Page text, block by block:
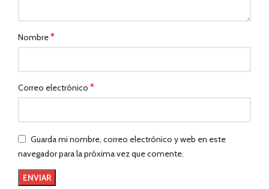
Nombre*
Correo electrónico *
Guarda mi nombre, correo electrónico y web en este
navegador para la próxima vez que comente.